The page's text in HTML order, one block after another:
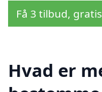
Få 3 tilbud,
Hvad er